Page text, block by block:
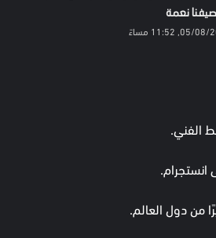
نعمة
11:52 مساءً
الفني.
من دول العالم.